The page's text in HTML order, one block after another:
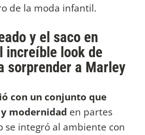
de la moda infantil.
y el saco en
increíble look de
sorprender a Marley
con un conjunto que
modernidad en partes
se integró al ambiente con